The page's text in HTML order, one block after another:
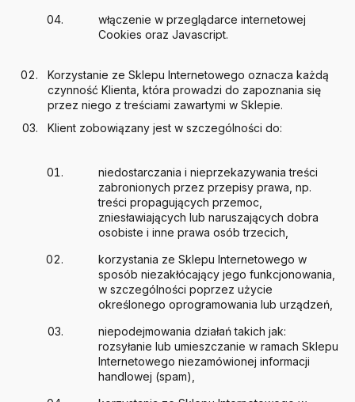
włączenie w przeglądarce internetowej
Cookies oraz Javascript.
Korzystanie ze Sklepu Internetowego oznacza każdą
czynność Klienta, która prowadzi do zapoznania się
przez niego z treściami zawartymi w Sklepie.
Klient zobowiązany jest w szczególności do:
niedostarczania i nieprzekazywania treści
zabronionych przez przepisy prawa, np.
treści propagujących przemoc,
zniesławiających lub naruszających dobra
osobiste i inne prawa osób trzecich,
korzystania ze Sklepu Internetowego w
sposób niezakłócający jego funkcjonowania,
w szczególności poprzez użycie
określonego oprogramowania lub urządzeń,
niepodejmowania działań takich jak:
rozsyłanie lub umieszczanie w ramach Sklepu
Internetowego niezamówionej informacji
handlowej (spam),